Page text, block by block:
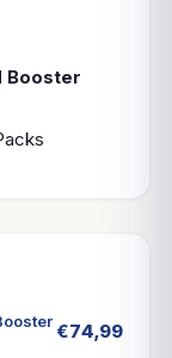
Booster
€74,99